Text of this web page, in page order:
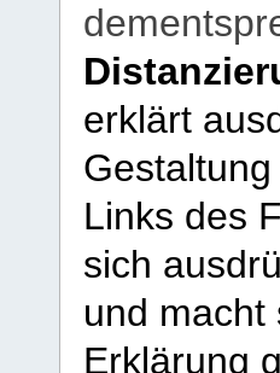
erklärt
Links des
sich
und macht
Erklärung